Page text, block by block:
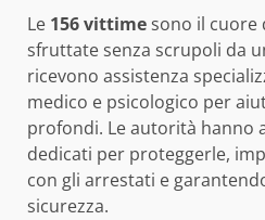
Le 156 vittimesono il cuore
sfruttate senza scrupoli da
ricevono assistenza
medico e psicologico per
profondi. Le autorità hanno
dedicati per proteggerle,
con gli arrestati e
sicurezza.